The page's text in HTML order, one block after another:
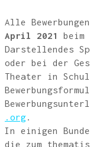
Alle
April 2021
Dar­stel­len­des
oder bei der
Thea­ter in
.org.
In eini­gen
die zum